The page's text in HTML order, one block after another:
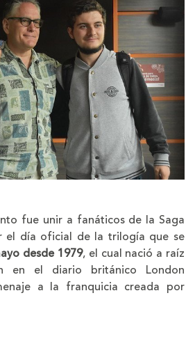
fue unir a fanáticos de la Saga
el día oficial de la trilogía que se
desde 1979, el cual nació a raíz
en el diario británico London
a la franquicia creada por